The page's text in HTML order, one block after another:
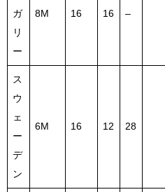
ガ
リ
ー
8M 16 16 –
ス
ウ
ェ
ー
デ
ン
6M 16 12 28